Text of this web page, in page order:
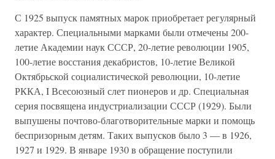
С 1925 выпуск памятных марок приобретает регулярный
характер. Специальными марками были отмечены 200-
летие Академии наук СССР, 20-летие революции 1905,
100-летие восстания декабристов, 10-летие Великой
Октябрьской социалистической революции, 10-летие
РККА, I Всесоюзный слет пионеров и др. Специальная
серия посвящена индустриализации СССР (1929). Были
выпушены почтово-благотворительные марки и помощь
беспризорным детям. Таких выпусков было 3 — в 1926,
1927 и 1929. В январе 1930 в обращение поступили